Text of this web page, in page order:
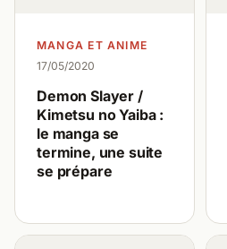
MANGA ET ANIME
17/05/2020
Demon Slayer /
Kimetsu no Yaiba :
le manga se
termine, une suite
se prépare